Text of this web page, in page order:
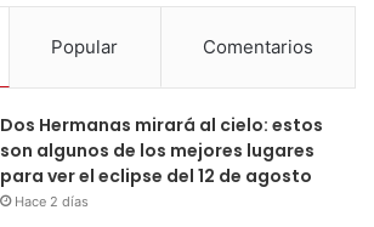
Popular Comentarios
Dos Hermanas mirará al cielo: estos
son algunos de los mejores lugares
para ver el eclipse del 12 de agosto
Hace 2 días